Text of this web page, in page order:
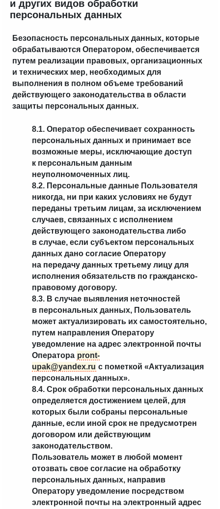
и других видов обработки
персональных данных
Безопасность персональных данных, которые
обрабатываются Оператором, обеспечивается
путем реализации правовых, организационных
и технических мер, необходимых для
выполнения в полном объеме требований
действующего законодательства в области
защиты персональных данных.
8.1. Оператор обеспечивает сохранность
персональных данных и принимает все
возможные меры, исключающие доступ
к персональным данным
неуполномоченных лиц.
8.2. Персональные данные Пользователя
никогда, ни при каких условиях не будут
переданы третьим лицам, за исключением
случаев, связанных с исполнением
действующего законодательства либо
в случае, если субъектом персональных
данных дано согласие Оператору
на передачу данных третьему лицу для
исполнения обязательств по гражданско-
правовому договору.
8.3. В случае выявления неточностей
в персональных данных, Пользователь
может актуализировать их самостоятельно,
путем направления Оператору
уведомление на адрес электронной почты
Оператора pront-
upak@yandex.ru с пометкой «Актуализация
персональных данных».
8.4. Срок обработки персональных данных
определяется достижением целей, для
которых были собраны персональные
данные, если иной срок не предусмотрен
договором или действующим
законодательством.
Пользователь может в любой момент
отозвать свое согласие на обработку
персональных данных, направив
Оператору уведомление посредством
электронной почты на электронный адрес